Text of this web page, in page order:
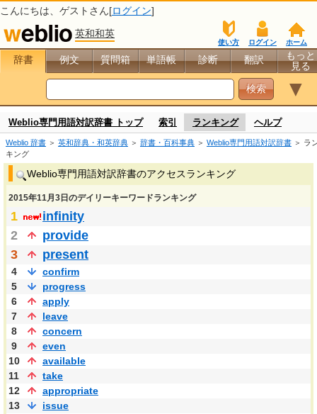
こんにちは、 ゲスト さん[ログイン]
英和和英
ホーム
ログイン
使い方
辞書 例文 質問箱 単語帳 診断 翻訳
もっと
見る
▼
Weblio専門用語対訳辞書 トップ 索引 ランキング ヘルプ
Weblio 辞書 ＞ 英和辞典・和英辞典 ＞ 辞書・百科事典 ＞ Weblio専門用語対訳辞書 ＞ ラ
キング
Weblio専門用語対訳辞書のアクセスランキング
2015年11月3日のデイリーキーワードランキング
1
infinity
2
provide
3
present
4
confirm
5
progress
6
apply
7
leave
8
concern
9
even
10
available
11
take
12
appropriate
13
issue